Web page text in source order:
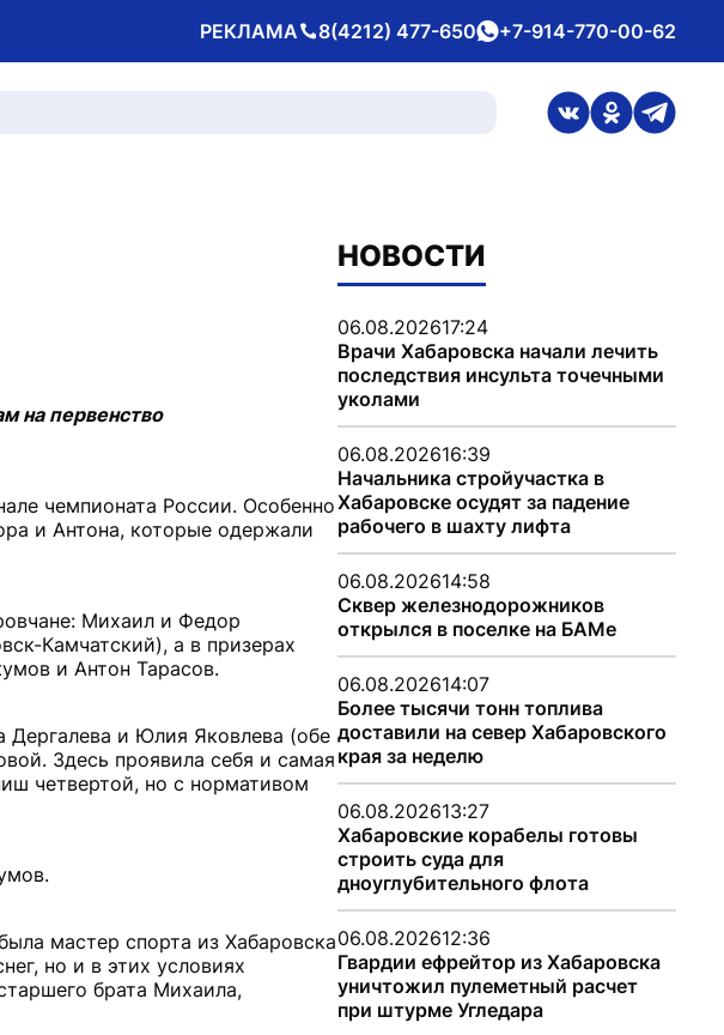
РЕКЛАМА
Телефон 8(4212) 477-650whatsApp
+7-914-770-00-62
ссылка на
ссылка на
на первенство
чемпионата России. Особенно
и Антона, которые одержали
Михаил и Федор
Камчатский), а в призерах
и Антон Тарасов.
Дергалева и Юлия Яковлева (обе
Здесь проявила себя и самая
четвертой, но с нормативом
мастер спорта из Хабаровска
но и в этих условиях
брата Михаила,
НОВОСТИ
06.08.202617:24
Врачи Хабаровска начали лечить
последствия инсульта точечными
уколами
06.08.202616:39
Начальника стройучастка в
Хабаровске осудят за падение
рабочего в шахту лифта
06.08.202614:58
Сквер железнодорожников
открылся в поселке на БАМе
06.08.202614:07
Более тысячи тонн топлива
доставили на север Хабаровского
края за неделю
06.08.202613:27
Хабаровские корабелы готовы
строить суда для
дноуглубительного флота
06.08.202612:36
Гвардии ефрейтор из Хабаровска
уничтожил пулеметный расчет
при штурме Угледара